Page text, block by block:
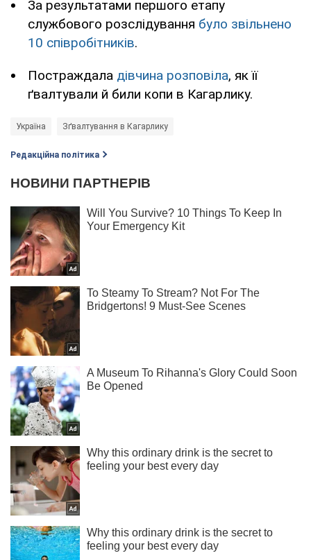
За результатами першого етапу
службового розслідування було звільнено
10 співробітників.
Постраждала дівчина розповіла, як її
ґвалтували й били копи в Кагарлику.
Україна Зґвалтування в Кагарлику
Редакційна політика